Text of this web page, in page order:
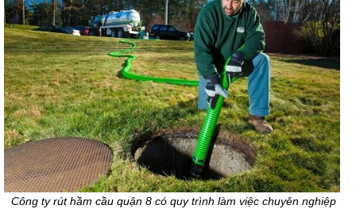
Công ty rút hầm cầu quận 8 có quy trình làm việc chuyên nghiệp